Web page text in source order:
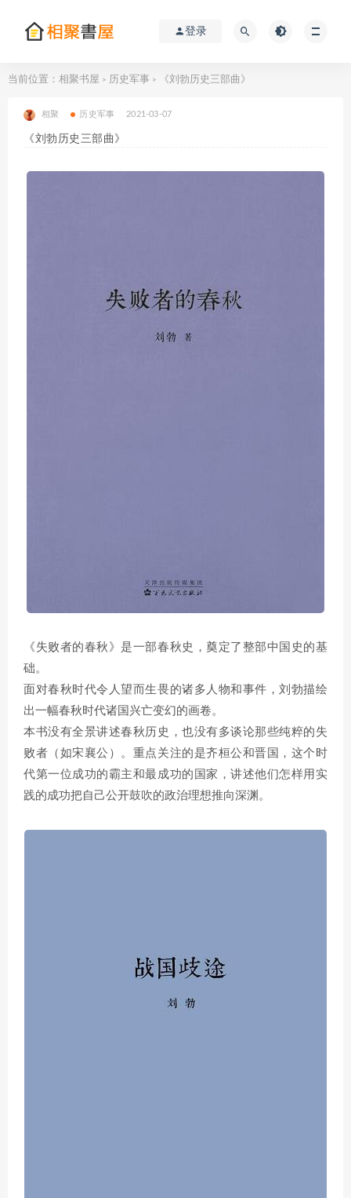
登录
当前位置： 相聚书屋 > 历史军事 > 《刘勃历史三部曲》
相聚 历史军事 2021-03-07
《刘勃历史三部曲》
《失败者的春秋》是一部春秋史，奠定了整部中国史的基
础。
面对春秋时代令人望而生畏的诸多人物和事件，刘勃描绘
出一幅春秋时代诸国兴亡变幻的画卷。
本书没有全景讲述春秋历史，也没有多谈论那些纯粹的失
败者（如宋襄公）。重点关注的是齐桓公和晋国，这个时
代第一位成功的霸主和最成功的国家，讲述他们怎样用实
践的成功把自己公开鼓吹的政治理想推向深渊。